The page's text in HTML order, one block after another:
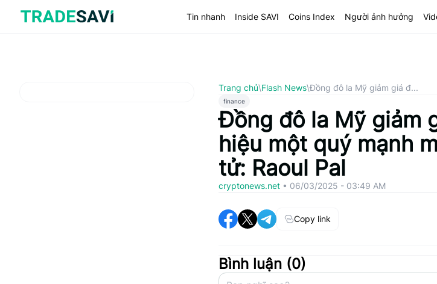
Tin nhanh Inside SAVI Coins Index Người ảnh hưởng
Trang chủ\Flash News\Đồng đô la Mỹ giảm giá đ...
finance
Đồng đô la Mỹ giảm
hiệu một quý mạnh
tử: Raoul Pal
cryptonews.net • 06/03/2025 - 03:49 AM
Copy link
Bình luận (0)